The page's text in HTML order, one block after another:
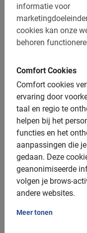
informatie voor
cookies kan onze
behoren
Comfort Cookies
Comfort cookies
ervaring door
taal en regio te
helpen bij het
functies en het
aanpassingen die
gedaan. Deze
geanonimiseerde
volgen je brows-
andere websites.
Meer tonen
de Côte d'Azur. Fiets
4.8 (5)
€ 55,-
n.v.t.